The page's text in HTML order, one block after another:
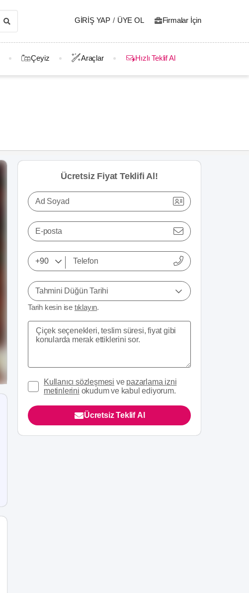
GIRIŞ YAP / ÜYE OL Firmalar İçin
Çeyiz Araçlar Hızlı Teklif Al
Ücretsiz Fiyat Teklifi Al!
Ad Soyad
E-posta
Tahmini Düğün Tarihi
Tarih kesin ise tıklayın.
Kullanıcı sözleşmesi ve pazarlama izni
metinlerini okudum ve kabul ediyorum.
Ücretsiz Teklif Al